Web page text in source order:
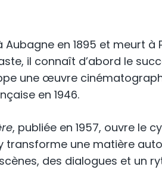
en 1895 et meurt à
il connaît d’abord le
une œuvre
en 1946.
, publiée en 1957, ouvre le
y transforme une matière
des dialogues et un